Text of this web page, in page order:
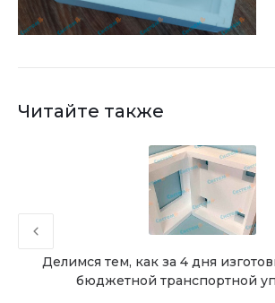
Читайте также
Делимся тем, как за 4 дня
бюджетной транспортной